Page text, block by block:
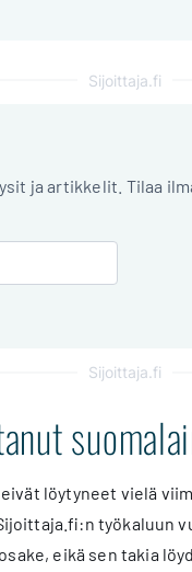
Sijoittaja.fi
ja artikkelit. Tilaa
Sijoittaja.fi
löytyneet vielä
työkaluun
eikä sen takia